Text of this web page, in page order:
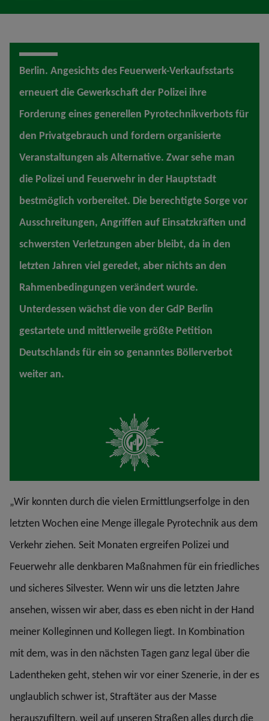
Berlin. Angesichts des Feuerwerk-Verkaufsstarts
erneuert die Gewerkschaft der Polizei ihre
Forderung eines generellen Pyrotechnikverbots für
den Privatgebrauch und fordern organisierte
Veranstaltungen als Alternative. Zwar sehe man
die Polizei und Feuerwehr in der Hauptstadt
bestmöglich vorbereitet. Die berechtigte Sorge vor
Ausschreitungen, Angriffen auf Einsatzkräften und
schwersten Verletzungen aber bleibt, da in den
letzten Jahren viel geredet, aber nichts an den
Rahmenbedingungen verändert wurde.
Unterdessen wächst die von der GdP Berlin
gestartete und mittlerweile größte Petition
Deutschlands für ein so genanntes Böllerverbot
weiter an.
„Wir konnten durch die vielen Ermittlungserfolge in den
letzten Wochen eine Menge illegale Pyrotechnik aus dem
Verkehr ziehen. Seit Monaten ergreifen Polizei und
Feuerwehr alle denkbaren Maßnahmen für ein friedliches
und sicheres Silvester. Wenn wir uns die letzten Jahre
ansehen, wissen wir aber, dass es eben nicht in der Hand
meiner Kolleginnen und Kollegen liegt. In Kombination
mit dem, was in den nächsten Tagen ganz legal über die
Ladentheken geht, stehen wir vor einer Szenerie, in der es
unglaublich schwer ist, Straftäter aus der Masse
herauszufiltern, weil auf unseren Straßen alles durch die